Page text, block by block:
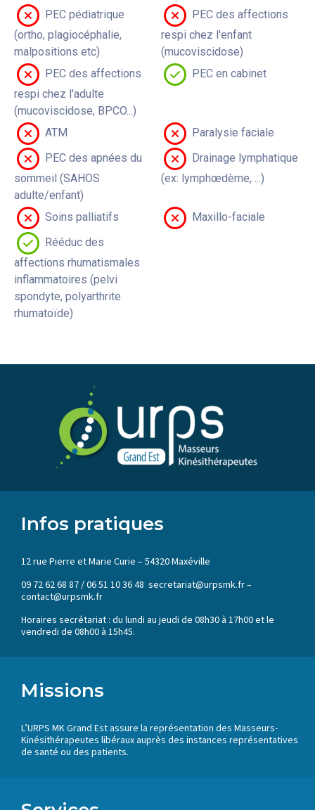
PEC pédiatrique
(ortho, plagiocéphalie,
malpositions etc)
PEC des affections
respi chez l'enfant
(mucoviscidose)
PEC des affections
respi chez l'adulte
(mucoviscidose, BPCO...)
PEC en cabinet
ATM
Paralysie faciale
PEC des apnées du
sommeil (SAHOS
adulte/enfant)
Drainage lymphatique
(ex: lymphœdème, ...)
Soins palliatifs
Maxillo-faciale
Rééduc des
affections rhumatismales
inflammatoires (pelvi
spondyte, polyarthrite
rhumatoïde)
Infos pratiques
12 rue Pierre et Marie Curie – 54320 Maxéville
09 72 62 68 87 / 06 51 10 36 48 secretariat@urpsmk.fr –
contact@urpsmk.fr
Horaires secrétariat : du lundi au jeudi de 08h30 à 17h00 et le
vendredi de 08h00 à 15h45.
Missions
L’URPS MK Grand Est assure la représentation des Masseurs-
Kinésithérapeutes libéraux auprès des instances représentatives
de santé ou des patients.